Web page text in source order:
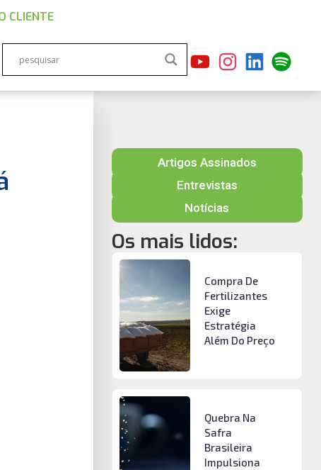
CLIENTE
Artigos Assinados
Entrevistas
Notícias
Os mais lidos:
Compra De
Fertilizantes
Exige
Estratégia
Além Do Preço
Quebra Na
Safra
Brasileira
Impulsiona